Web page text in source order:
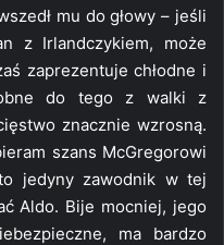
mu do głowy – jeśli
z Irlandczykiem, może
zaprezentuje chłodne i
do tego z walki z
znacznie wzrosną.
szans McGregorowi
jedyny zawodnik w tej
Aldo. Bije mocniej, jego
ma bardzo